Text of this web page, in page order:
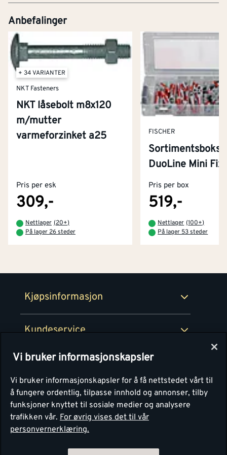
Anbefalinger
+ 34 VARIANTER
NKT Fasteners
NKT låsebolt m8x120
m/mutter
varmeforzinket a25
Pris per esk
309,-
Nettlager (20+)
På lager 26 steder
FISCHER
Sortimentsboks
DuoLine Mini
Pris per box
519,-
Nettlager (100+)
På lager 53 steder
Kjøpsinformasjon
Kjøpsbetingelser
Retur- og angrerettsskjema
Kundeservice
Tjenester
Montér Klubb
Montér
Byggevarehus og åpningstider
Prismatch
Personvern
Vi bruker informasjonskapsler
Vi bruker informasjonskapsler for å få nettstedet vårt til
å fungere ordentlig, tilpasse innhold og annonser, tilby
funksjoner knyttet til sosiale medier og analysere
trafikken vår. For øvrig vises det til vår
personvernerklæring.